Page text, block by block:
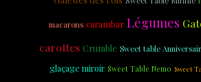
macarons carambar Légumes
carottes Crumble Sweet table
glaçage miroir Sweet Table Nemo Sweet